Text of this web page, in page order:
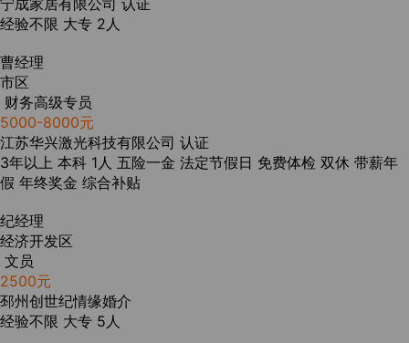
经验不限 大专 2人
曹经理
市区
财务高级专员
5000-8000元
江苏华兴激光科技有限公司 认证
3年以上 本科 1人 五险一金 法定节假日 免费体检 双休 带薪年
假 年终奖金 综合补贴
纪经理
经济开发区
文员
2500元
邳州创世纪情缘婚介
经验不限 大专 5人